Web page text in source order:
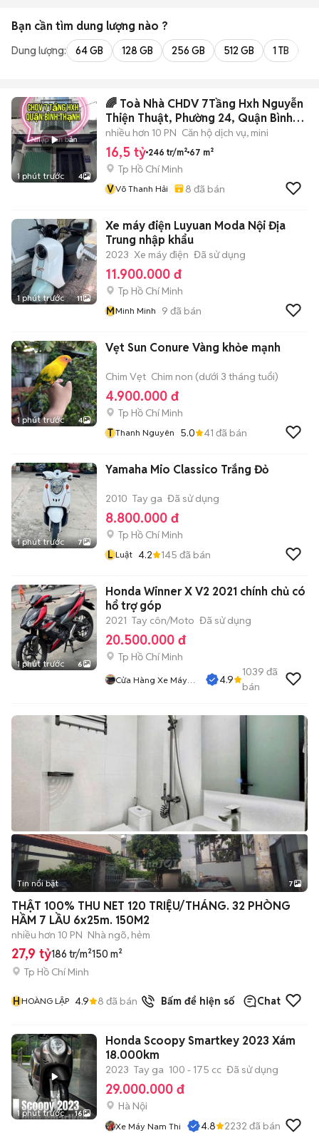
Bạn cần tìm dung lượng nào ?
Dung lượng: 64 GB 128 GB 256 GB 512 GB 1 TB
1 phút trước 4
🌈 Toà Nhà CHDV 7Tầng Hxh Nguyễn
Thiện Thuật, Phường 24, Quận Bình
Thạn
nhiều hơn 10 PN Căn hộ dịch vụ, mini
16,5 tỷ 246 tr/m² 67 m²
Tp Hồ Chí Minh
VVõ Thanh Hải 8 đã bán
1 phút trước 11
Xe máy điện Luyuan Moda Nội Địa
Trung nhập khẩu
2023 Xe máy điện Đã sử dụng
11.900.000 đ
Tp Hồ Chí Minh
MMinh Minh 9 đã bán
1 phút trước 4
Vẹt Sun Conure Vàng khỏe mạnh
Chim Vẹt Chim non (dưới 3 tháng tuổi)
4.900.000 đ
Tp Hồ Chí Minh
T Thanh Nguyên 5.0 41 đã bán
1 phút trước 7
Yamaha Mio Classico Trắng Đỏ
2010 Tay ga Đã sử dụng
8.800.000 đ
Tp Hồ Chí Minh
L Luật 4.2 145 đã bán
1 phút trước 6
Honda Winner X V2 2021 chính chủ có
hổ trợ góp
2021 Tay côn/Moto Đã sử dụng
20.500.000 đ
Tp Hồ Chí Minh
Cửa Hàng Xe Máy
4.9
1039 đã
bán
+2
Tin nổi bật 7
THẬT 100% THU NET 120 TRIỆU/THÁNG. 32 PHÒNG
HẦM 7 LẦU 6x25m. 150M2
nhiều hơn 10 PN Nhà ngõ, hẻm
27,9 tỷ186 tr/m²150 m²
Tp Hồ Chí Minh
HHOÀNG LẬP 4.9 8 đã bán Bấm để hiện số Chat
1 phút trước 16
Honda Scoopy Smartkey 2023 Xám
18.000km
2023 Tay ga 100 - 175 cc Đã sử dụng
29.000.000 đ
Hà Nội
Xe Máy Nam Thi 4.8 2232 đã bán